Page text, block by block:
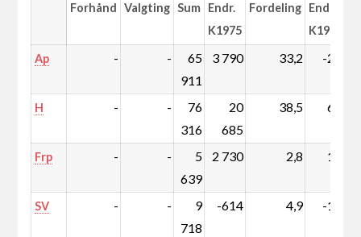
Forhånd Valgting Sum Endr.
K1975
Fordeling Endr.
K1975
Ap - -
65
911
3 790 33,2 -2,9
H - -
76
316
20
685
38,5 6,1
Frp - -
5
639
2 730 2,8 1,2
SV - -
9
718
-614 4,9 -1,1